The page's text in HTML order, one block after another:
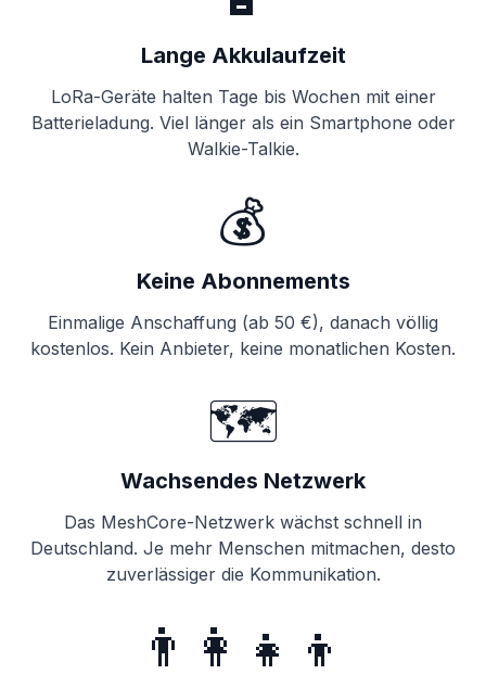
Lange Akkulaufzeit
LoRa-Geräte halten Tage bis Wochen mit einer
Batterieladung. Viel länger als ein Smartphone oder
Walkie-Talkie.
💰
Keine Abonnements
Einmalige Anschaffung (ab 50 €), danach völlig
kostenlos. Kein Anbieter, keine monatlichen Kosten.
🗺️
Wachsendes Netzwerk
Das MeshCore-Netzwerk wächst schnell in
Deutschland. Je mehr Menschen mitmachen, desto
zuverlässiger die Kommunikation.
👨‍👩‍👧‍👦